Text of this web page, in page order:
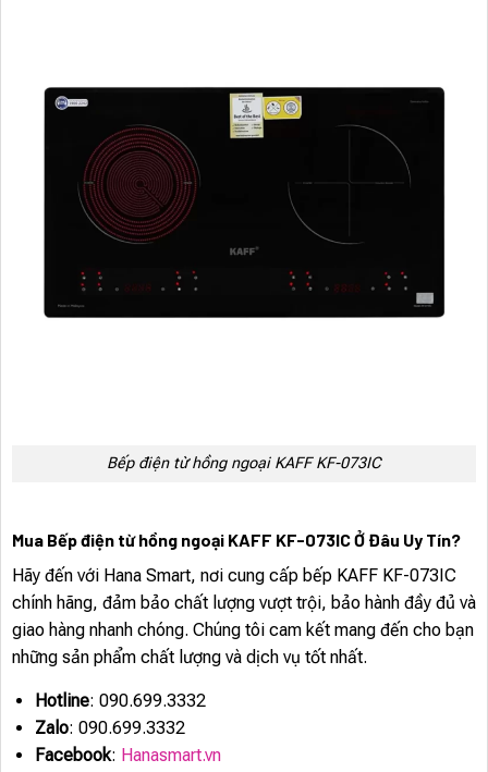
Bếp điện từ hồng ngoại KAFF KF-073IC
Mua Bếp điện từ hồng ngoại KAFF KF-073IC Ở Đâu Uy Tín?
Hãy đến với Hana Smart, nơi cung cấp bếp KAFF KF-073IC
chính hãng, đảm bảo chất lượng vượt trội, bảo hành đầy đủ và
giao hàng nhanh chóng. Chúng tôi cam kết mang đến cho bạn
những sản phẩm chất lượng và dịch vụ tốt nhất.
Hotline: 090.699.3332
Zalo: 090.699.3332
Facebook: Hanasmart.vn